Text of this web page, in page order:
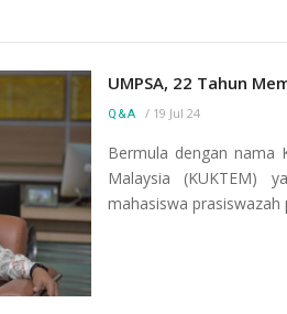
UMPSA, 22 Tahun
Q&A / 19 Jul 24
Bermula dengan nama
Malaysia (KUKTEM)
mahasiswa